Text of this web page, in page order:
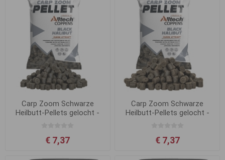
Carp Zoom Schwarze
Heilbutt-Pellets gelocht -
€ 7,37
Carp Zoom Schwarze
Heilbutt-Pellets gelocht -
€ 7,37